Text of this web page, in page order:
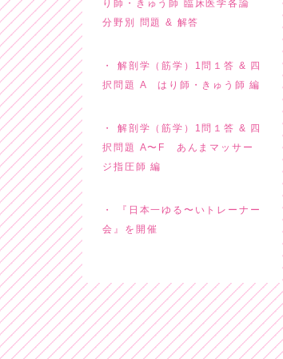
り師・きゅう師 臨床医学各論
分野別 問題 & 解答
解剖学（筋学）1問１答 & 四
択問題 A はり師・きゅう師 編
解剖学（筋学）1問１答 & 四
択問題 A〜F あんまマッサー
ジ指圧師 編
『日本一ゆる〜いトレーナー
会』を開催